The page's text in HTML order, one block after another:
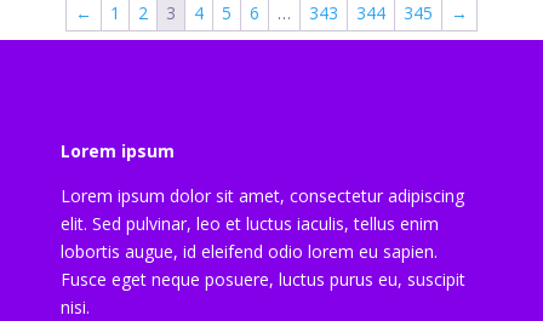
← 1 2 3 4 5 6 … 343 344 345 →
Lorem ipsum
Lorem ipsum dolor sit amet, consectetur adipiscing
elit. Sed pulvinar, leo et luctus iaculis, tellus enim
lobortis augue, id eleifend odio lorem eu sapien.
Fusce eget neque posuere, luctus purus eu, suscipit
nisi.